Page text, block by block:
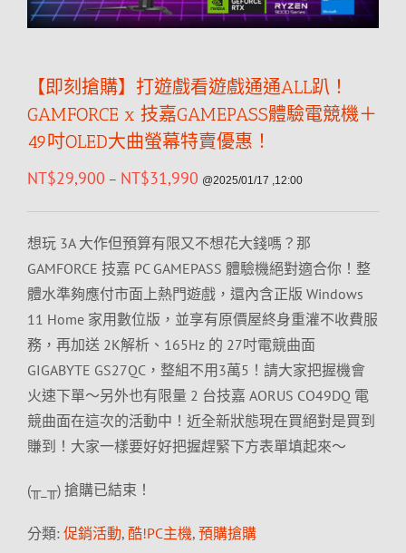
【即刻搶購】打遊戲看遊戲通通ALL趴！
GAMFORCE x 技嘉GAMEPASS體驗電競機＋
49吋OLED大曲螢幕特賣優惠！
NT$29,900 – NT$31,990 @2025/01/17 ,12:00
想玩 3A 大作但預算有限又不想花大錢嗎？那
GAMFORCE 技嘉 PC GAMEPASS 體驗機絕對適合你！整
體水準夠應付市面上熱門遊戲，還內含正版 Windows
11 Home 家用數位版，並享有原價屋終身重灌不收費服
務，再加送 2K解析、165Hz 的 27吋電競曲面
GIGABYTE GS27QC，整組不用3萬5！請大家把握機會
火速下單～另外也有限量 2 台技嘉 AORUS CO49DQ 電
競曲面在這次的活動中！近全新狀態現在買絕對是買到
賺到！大家一樣要好好把握趕緊下方表單填起來～
(╥_╥) 搶購已結束！
分類: 促銷活動, 酷!PC主機, 預購搶購